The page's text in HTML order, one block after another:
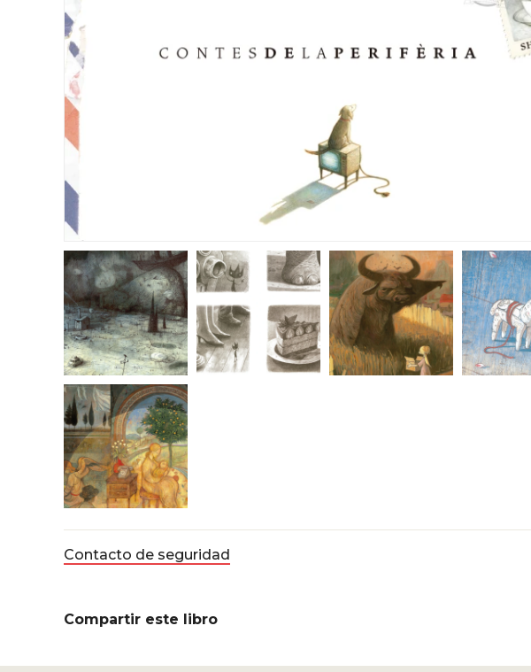
Contacto de seguridad
Compartir este libro